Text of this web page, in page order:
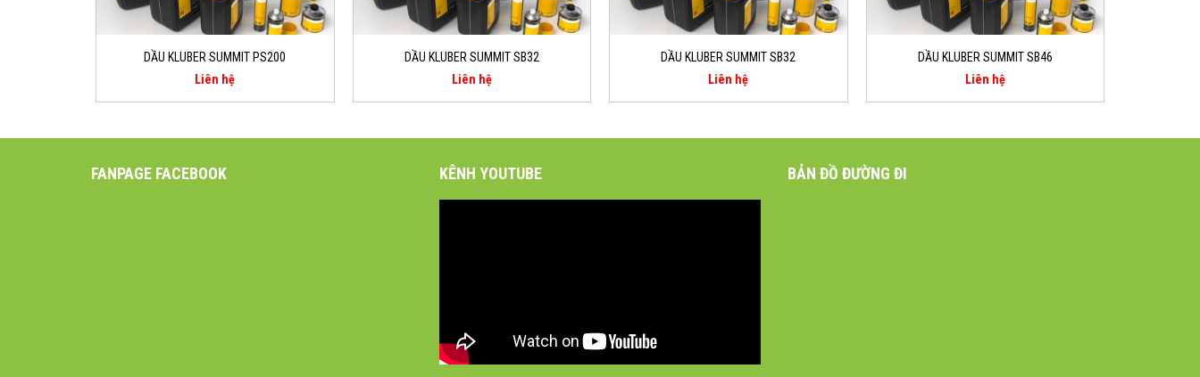
DẦU KLUBER SUMMIT PS200
Liên hệ
DẦU KLUBER SUMMIT SB32
Liên hệ
DẦU KLUBER SUMMIT SB32
Liên hệ
DẦU KLUBER SUMMIT SB46
Liên hệ
FANPAGE FACEBOOK KÊNH YOUTUBE BẢN ĐỒ ĐƯỜNG ĐI